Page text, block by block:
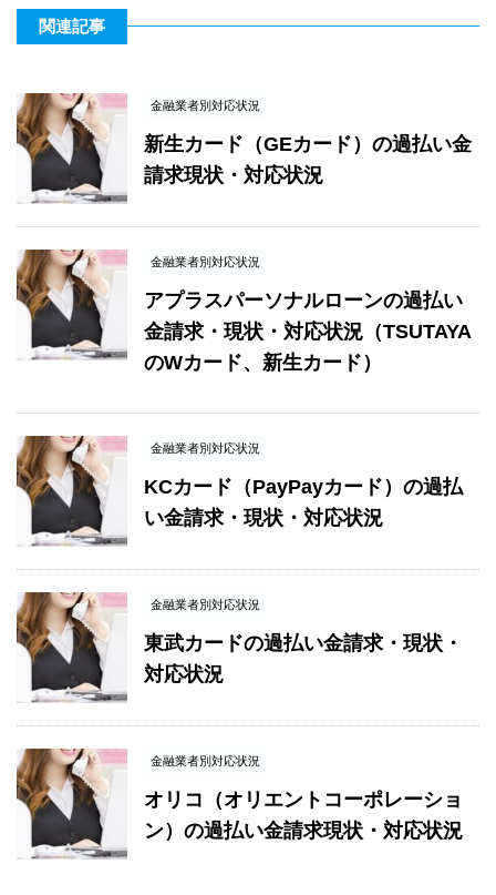
関連記事
金融業者別対応状況
新生カード（GEカード）の過払い金
請求現状・対応状況
金融業者別対応状況
アプラスパーソナルローンの過払い
金請求・現状・対応状況（TSUTAYA
のWカード、新生カード）
金融業者別対応状況
KCカード（PayPayカード）の過払
い金請求・現状・対応状況
金融業者別対応状況
東武カードの過払い金請求・現状・
対応状況
金融業者別対応状況
オリコ（オリエントコーポレーショ
ン）の過払い金請求現状・対応状況